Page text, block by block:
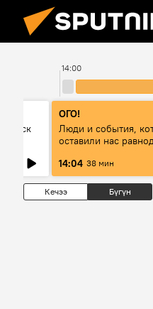
14:00
ОГО!
Люди и события,
оставили нас
14:04 38 мин
Кечээ Бүгүн